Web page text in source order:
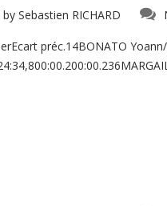
by Sebastien RICHARD
préc.14BONATO